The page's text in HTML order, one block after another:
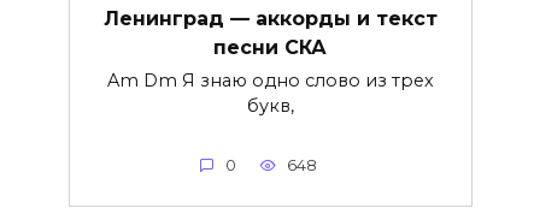
Ленинград — аккорды и текст
песни СКА
Am Dm Я знаю одно слово из трех
букв,
0 648